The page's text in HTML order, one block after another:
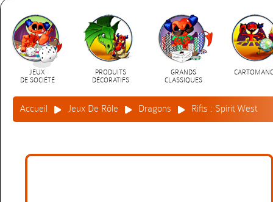
JEUX
DE SOCIÉTÉ
PRODUITS
DÉCORATIFS
GRANDS
CLASSIQUES
Accueil Jeux De Rôle Dragons Rifts : Spirit West